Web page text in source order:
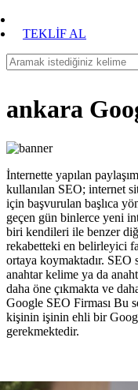
TEKLİF AL
ankara
İnternette yapılan
kullanılan SEO; internet
için başvurulan başlıca
geçen gün binlerce yeni
biri kendileri ile benzer
rekabetteki en belirleyici
ortaya koymaktadır.
anahtar kelime ya da
daha öne çıkmakta ve
Google SEO Firması Bu
kişinin işinin ehli bir
gerekmektedir.